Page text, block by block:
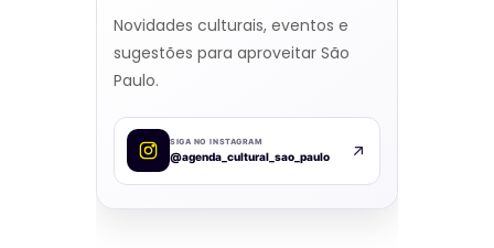
Novidades culturais, eventos e
sugestões para aproveitar São
Paulo.
SIGA NO INSTAGRAM
@agenda_cultural_sao_paulo